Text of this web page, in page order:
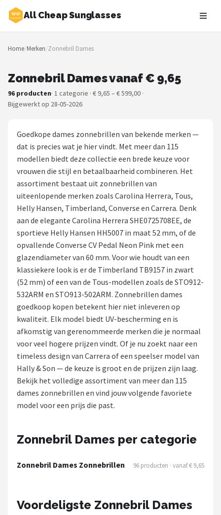
All Cheap Sunglasses
Zoeken
NAVIGATIE
Merken
Zonnebrillen
Baby zonnebrillen
Shop
POPULAIRE MERKEN
Polaroid
KIMU
Kingseven
Sinner
Montuurtjevoorjou
Fako Fashion®
Guess
Maesy
Serengeti
Alle merken →
Home/Merken/Zonnebril Dames
Zonnebril Dames vanaf € 9,65
96 producten· 1 categorie · € 9,65 – € 599,00 ·
Bijgewerkt op 28-05-2026
Goedkope dames zonnebrillen van bekende merken —
dat is precies wat je hier vindt. Met meer dan 115
modellen biedt deze collectie een brede keuze voor
vrouwen die stijl en betaalbaarheid combineren. Het
assortiment bestaat uit zonnebrillen van
uiteenlopende merken zoals Carolina Herrera, Tous,
Helly Hansen, Timberland, Converse en Carrera. Denk
aan de elegante Carolina Herrera SHE0725708EE, de
sportieve Helly Hansen HH5007 in maat 52 mm, of de
opvallende Converse CV Pedal Neon Pink met een
glazendiameter van 60 mm. Voor wie houdt van een
klassiekere look is er de Timberland TB9157 in zwart
(52 mm) of een van de Tous-modellen zoals de STO912-
532ARM en STO913-502ARM. Zonnebrillen dames
goedkoop kopen betekent hier niet inleveren op
kwaliteit. Elk model biedt UV-bescherming en is
afkomstig van gerenommeerde merken die je normaal
voor veel hogere prijzen vindt. Of je nu zoekt naar een
timeless design van Carrera of een speelser model van
Hally & Son — de keuze is groot en de prijzen zijn laag.
Bekijk het volledige assortiment van meer dan 115
dames zonnebrillen en vind jouw volgende favoriete
model voor een prijs die past.
Zonnebril Dames per categorie
Zonnebril Dames Zonnebrillen 96 producten · vanaf € 9,65
Voordeligste Zonnebril Dames